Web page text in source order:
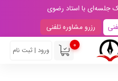
جلسه‌ای با استاد رضوی
رزرو مشاوره تلفنی
0
ورود | ثبت نام